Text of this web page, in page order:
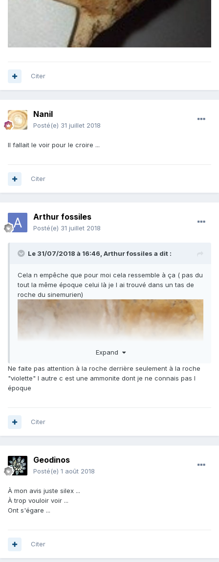
Citer
Nanil
Posté(e) 31 juillet 2018
Il fallait le voir pour le croire ...
Citer
Arthur fossiles
Posté(e) 31 juillet 2018
Le 31/07/2018 à 16:46, Arthur fossiles a dit :
Cela n empêche que pour moi cela ressemble à ça ( pas du
tout la même époque celui là je l ai trouvé dans un tas de
roche du sinemurien)
Expand
Ne faite pas attention à la roche derrière seulement à la roche
"violette" l autre c est une ammonite dont je ne connais pas l
époque
Citer
Geodinos
Posté(e) 1 août 2018
À mon avis juste silex ...
À trop vouloir voir ...
Ont s'égare ...
Citer